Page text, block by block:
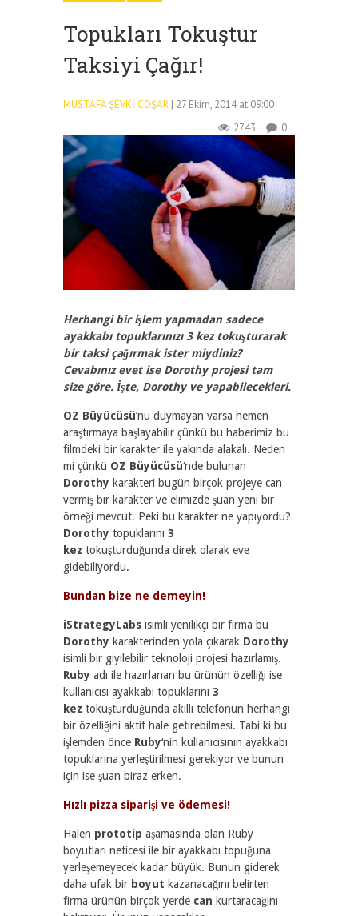
Topukları Tokuştur
Taksiyi Çağır!
MUSTAFA ŞEVKI COŞAR | 27 Ekim, 2014 at 09:00
2743
0
Herhangi bir işlem yapmadan sadece
ayakkabı topuklarınızı 3 kez tokuşturarak
bir taksi çağırmak ister miydiniz?
Cevabınız evet ise Dorothy projesi tam
size göre. İşte, Dorothy ve yapabilecekleri.
OZ Büyücüsü‘nü duymayan varsa hemen
araştırmaya başlayabilir çünkü bu haberimiz bu
filmdeki bir karakter ile yakında alakalı. Neden
mi çünkü OZ Büyücüsü‘nde bulunan
Dorothy karakteri bugün birçok projeye can
vermiş bir karakter ve elimizde şuan yeni bir
örneği mevcut. Peki bu karakter ne yapıyordu?
Dorothy topuklarını 3
kez tokuşturduğunda direk olarak eve
gidebiliyordu.
Bundan bize ne demeyin!
iStrategyLabs isimli yenilikçi bir firma bu
Dorothy karakterinden yola çıkarak Dorothy
isimli bir giyilebilir teknoloji projesi hazırlamış.
Ruby adı ile hazırlanan bu ürünün özelliği ise
kullanıcısı ayakkabı topuklarını 3
kez tokuşturduğunda akıllı telefonun herhangi
bir özelliğini aktif hale getirebilmesi. Tabi ki bu
işlemden önce Ruby‘nin kullanıcısının ayakkabı
topuklarına yerleştirilmesi gerekiyor ve bunun
için ise şuan biraz erken.
Hızlı pizza siparişi ve ödemesi!
Halen prototip aşamasında olan Ruby
boyutları neticesi ile bir ayakkabı topuğuna
yerleşemeyecek kadar büyük. Bunun giderek
daha ufak bir boyut kazanacağını belirten
firma ürünün birçok yerde can kurtaracağını